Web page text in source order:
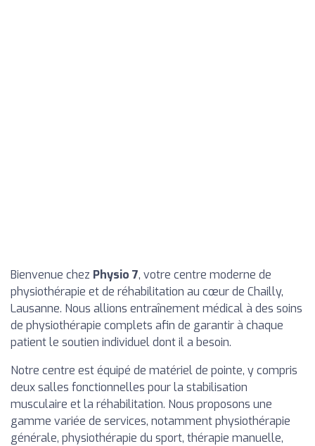
Bienvenue chez Physio 7, votre centre moderne de
physiothérapie et de réhabilitation au cœur de Chailly,
Lausanne. Nous allions entraînement médical à des soins
de physiothérapie complets afin de garantir à chaque
patient le soutien individuel dont il a besoin.
Notre centre est équipé de matériel de pointe, y compris
deux salles fonctionnelles pour la stabilisation
musculaire et la réhabilitation. Nous proposons une
gamme variée de services, notamment physiothérapie
générale, physiothérapie du sport, thérapie manuelle,